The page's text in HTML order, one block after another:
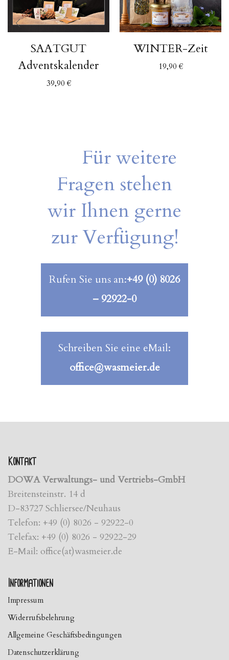
SAATGUT
Adventskalender
39,90€
WINTER-Zeit
19,90€
Für weitere
Fragen stehen
wir Ihnen gerne
zur Verfügung!
Rufen Sie uns an:+49 (0) 8026
– 92922-0
Schreiben Sie eine eMail:
office@wasmeier.de
Kontakt
DOWA Verwaltungs- und Vertriebs-GmbH
Breitensteinstr. 14 d
D-83727 Schliersee/Neuhaus
Telefon: +49 (0) 8026 - 92922-0
Telefax: +49 (0) 8026 - 92922-29
E-Mail: office(at)wasmeier.de
Informationen
Impressum
Widerrufsbelehrung
Allgemeine Geschäftsbedingungen
Datenschutzerklärung